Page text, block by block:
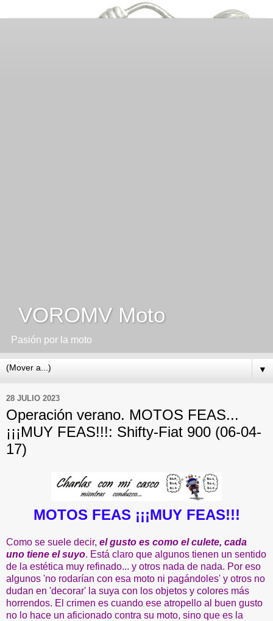
VOROMV Moto
Pasión por la moto
▼
28 JULIO 2023
Operación verano. MOTOS FEAS...
¡¡¡MUY FEAS!!!: Shifty-Fiat 900 (06-04-
17)
MOTOS FEAS ¡¡¡MUY FEAS!!!
Como se suele decir, el gusto es como el culete, cada
uno tiene el suyo. Está claro que algunos tienen un sentido
de la estética muy refinado... y otros nada de nada. Por eso
algunos 'no rodarían con esa moto ni pagándoles' y otros no
dudan en 'decorar' la suya con los objetos y colores más
horrendos. El crimen es cuando ese atropello al buen gusto
no lo hace un aficionado contra su moto, sino que es la